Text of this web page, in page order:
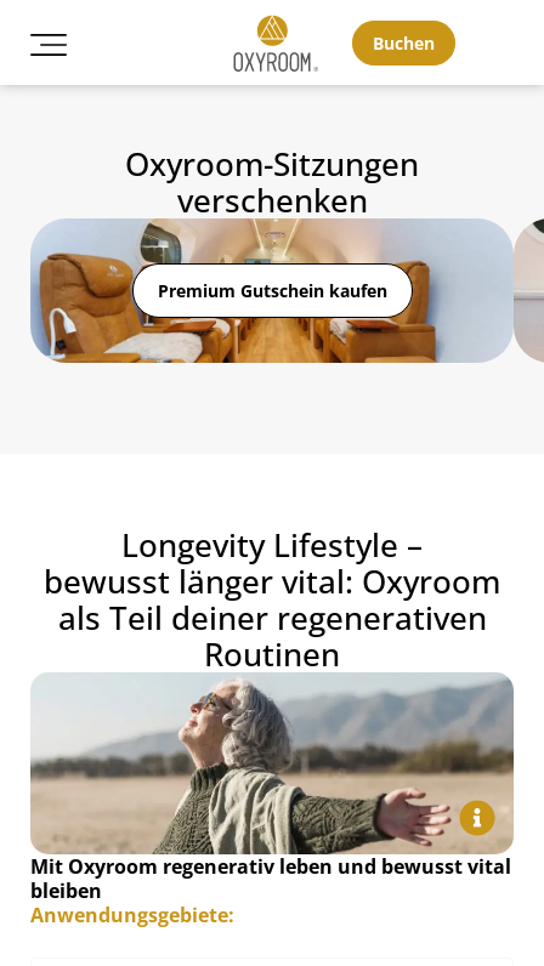
Buchen
Oxyroom-Sitzungen
verschenken
Premium Gutschein kaufen
Longevity Lifestyle –
bewusst länger vital: Oxyroom
als Teil deiner regenerativen
Routinen
Mit Oxyroom regenerativ leben und bewusst vital
bleiben
Anwendungsgebiete: